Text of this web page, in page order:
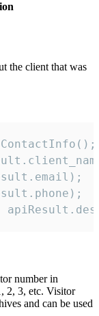
the client that was
number in
2, 3, etc. Visitor
and can be used